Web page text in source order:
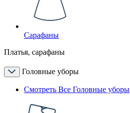
Сарафаны
Платья, сарафаны
Головные уборы
Смотреть Все Головные уборы